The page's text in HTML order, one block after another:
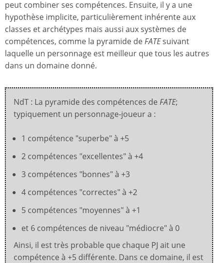
peut combiner ses compétences. Ensuite, il y a une
hypothèse implicite, particulièrement inhérente aux
classes et archétypes mais aussi aux systèmes de
compétences, comme la pyramide deFATEsuivant
laquelle un personnage est meilleur que tous les autres
dans un domaine donné.
NdT : La pyramide des compétences de FATE;
typiquement un personnage-joueur a :
1 compétence "superbe" à +5
2 compétences "excellentes" à +4
3 compétences "bonnes" à +3
4 compétences "correctes" à +2
5 compétences "moyennes" à +1
et 6 compétences de niveau "médiocre" à 0
Ainsi, il est très probable que chaque PJ ait une
compétence à +5 différente. Dans ce domaine, il est